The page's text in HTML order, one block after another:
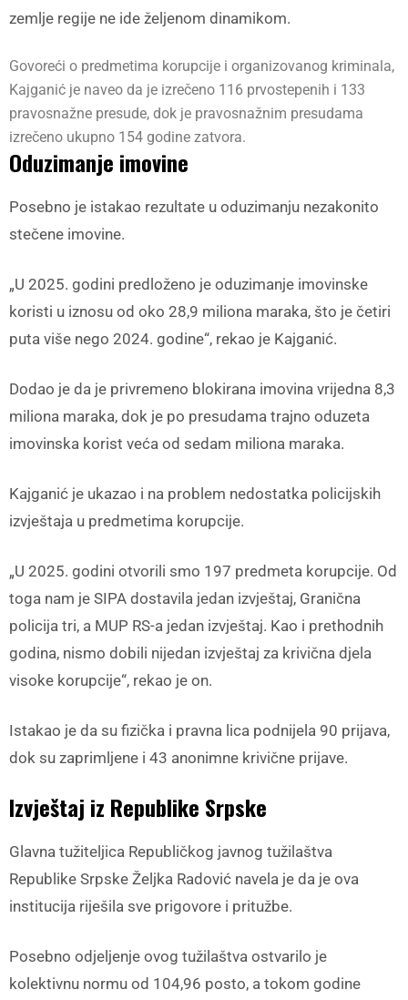
zemlje regije ne ide željenom dinamikom.
Govoreći o predmetima korupcije i organizovanog kriminala,
Kajganić je naveo da je izrečeno 116 prvostepenih i 133
pravosnažne presude, dok je pravosnažnim presudama
izrečeno ukupno 154 godine zatvora.
Oduzimanje imovine
Posebno je istakao rezultate u oduzimanju nezakonito
stečene imovine.
„U 2025. godini predloženo je oduzimanje imovinske
koristi u iznosu od oko 28,9 miliona maraka, što je četiri
puta više nego 2024. godine“, rekao je Kajganić.
Dodao je da je privremeno blokirana imovina vrijedna 8,3
miliona maraka, dok je po presudama trajno oduzeta
imovinska korist veća od sedam miliona maraka.
Kajganić je ukazao i na problem nedostatka policijskih
izvještaja u predmetima korupcije.
„U 2025. godini otvorili smo 197 predmeta korupcije. Od
toga nam je SIPA dostavila jedan izvještaj, Granična
policija tri, a MUP RS-a jedan izvještaj. Kao i prethodnih
godina, nismo dobili nijedan izvještaj za krivična djela
visoke korupcije“, rekao je on.
Istakao je da su fizička i pravna lica podnijela 90 prijava,
dok su zaprimljene i 43 anonimne krivične prijave.
Izvještaj iz Republike Srpske
Glavna tužiteljica Republičkog javnog tužilaštva
Republike Srpske Željka Radović navela je da je ova
institucija riješila sve prigovore i pritužbe.
Posebno odjeljenje ovog tužilaštva ostvarilo je
kolektivnu normu od 104,96 posto, a tokom godine